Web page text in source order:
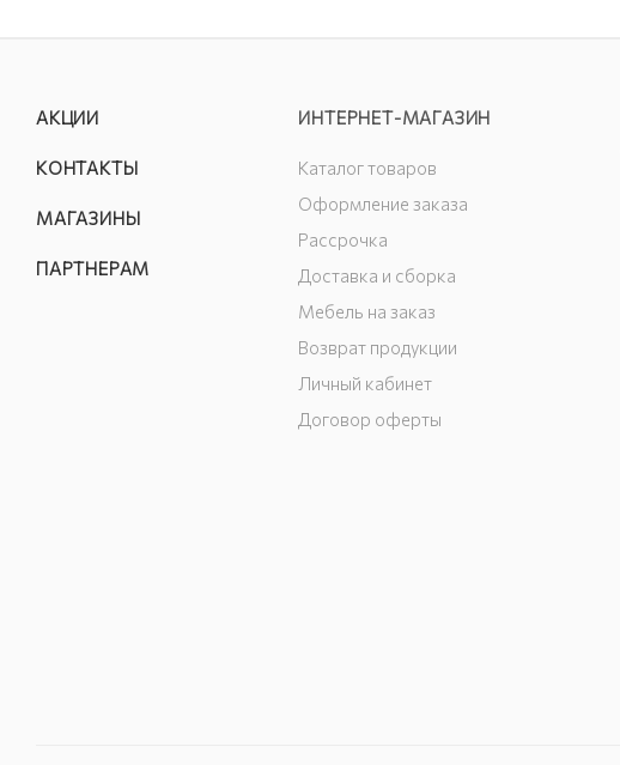
АКЦИИ
КОНТАКТЫ
МАГАЗИНЫ
ПАРТНЕРАМ
ИНТЕРНЕТ-МАГАЗИН
Каталог товаров
Оформление заказа
Рассрочка
Доставка и сборка
Мебель на заказ
Возврат продукции
Личный кабинет
Договор оферты